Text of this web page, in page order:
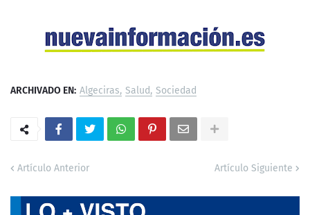
ARCHIVADO EN: Algeciras Salud Sociedad
Artículo Anterior Artículo Siguiente